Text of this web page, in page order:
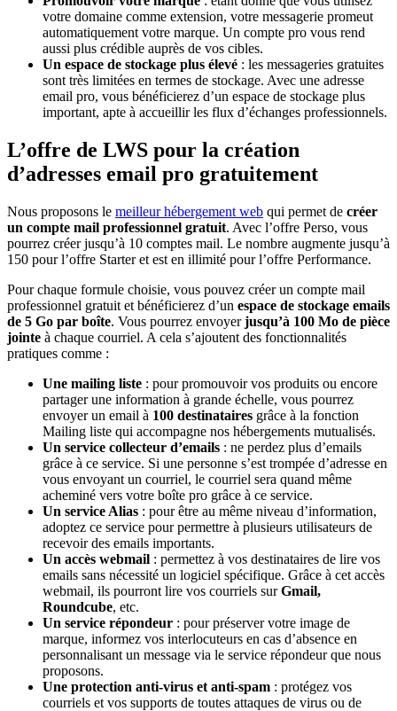
votre domaine comme extension, votre messagerie promeut
automatiquement votre marque. Un compte pro vous rend
aussi plus crédible auprès de vos cibles.
Un espace de stockage plus élevé : les messageries gratuites
sont très limitées en termes de stockage. Avec une adresse
email pro, vous bénéficierez d’un espace de stockage plus
important, apte à accueillir les flux d’échanges professionnels.
L’offre de LWS pour la création
d’adresses email pro gratuitement
Nous proposons le meilleur hébergement web qui permet de créer
un compte mail professionnel gratuit. Avec l’offre Perso, vous
pourrez créer jusqu’à 10 comptes mail. Le nombre augmente jusqu’à
150 pour l’offre Starter et est en illimité pour l’offre Performance.
Pour chaque formule choisie, vous pouvez créer un compte mail
professionnel gratuit et bénéficierez d’un espace de stockage emails
de 5 Go par boîte. Vous pourrez envoyerjusqu’à 100 Mo de pièce
jointe à chaque courriel. A cela s’ajoutent des fonctionnalités
pratiques comme :
Une mailing liste : pour promouvoir vos produits ou encore
partager une information à grande échelle, vous pourrez
envoyer un email à 100 destinataires grâce à la fonction
Mailing liste qui accompagne nos hébergements mutualisés.
Un service collecteur d’emails : ne perdez plus d’emails
grâce à ce service. Si une personne s’est trompée d’adresse en
vous envoyant un courriel, le courriel sera quand même
acheminé vers votre boîte pro grâce à ce service.
Un service Alias : pour être au même niveau d’information,
adoptez ce service pour permettre à plusieurs utilisateurs de
recevoir des emails importants.
Un accès webmail : permettez à vos destinataires de lire vos
emails sans nécessité un logiciel spécifique. Grâce à cet accès
webmail, ils pourront lire vos courriels surGmail,
Roundcube, etc.
Un service répondeur : pour préserver votre image de
marque, informez vos interlocuteurs en cas d’absence en
personnalisant un message via le service répondeur que nous
proposons.
Une protection anti-virus et anti-spam : protégez vos
courriels et vos supports de toutes attaques de virus ou de